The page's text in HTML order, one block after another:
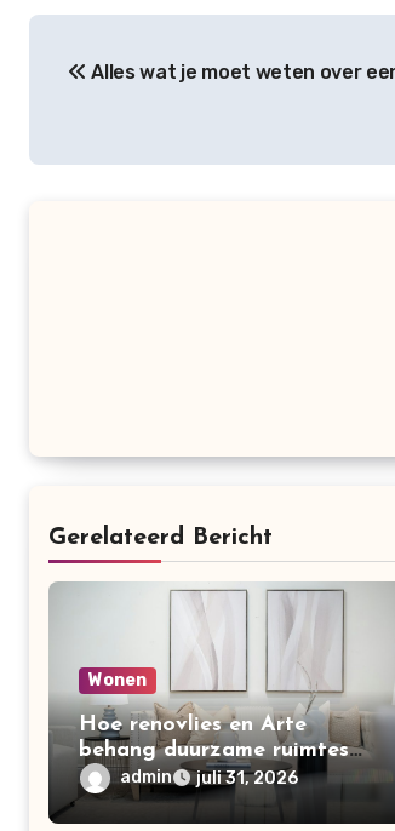
navigatie
Alles wat je moet weten over
Gerelateerd Bericht
Wonen
Hoe renovlies en Arte
behang duurzame ruimtes
creëren
admin juli 31, 2026